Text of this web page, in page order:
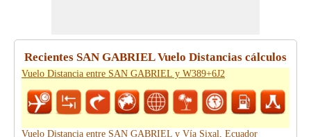
Recientes SAN GABRIEL Vuelo Distancias cálculos
Vuelo Distancia entre SAN GABRIEL y W389+6J2
Vuelo Distancia entre SAN GABRIEL y Vía Sixal, Ecuador